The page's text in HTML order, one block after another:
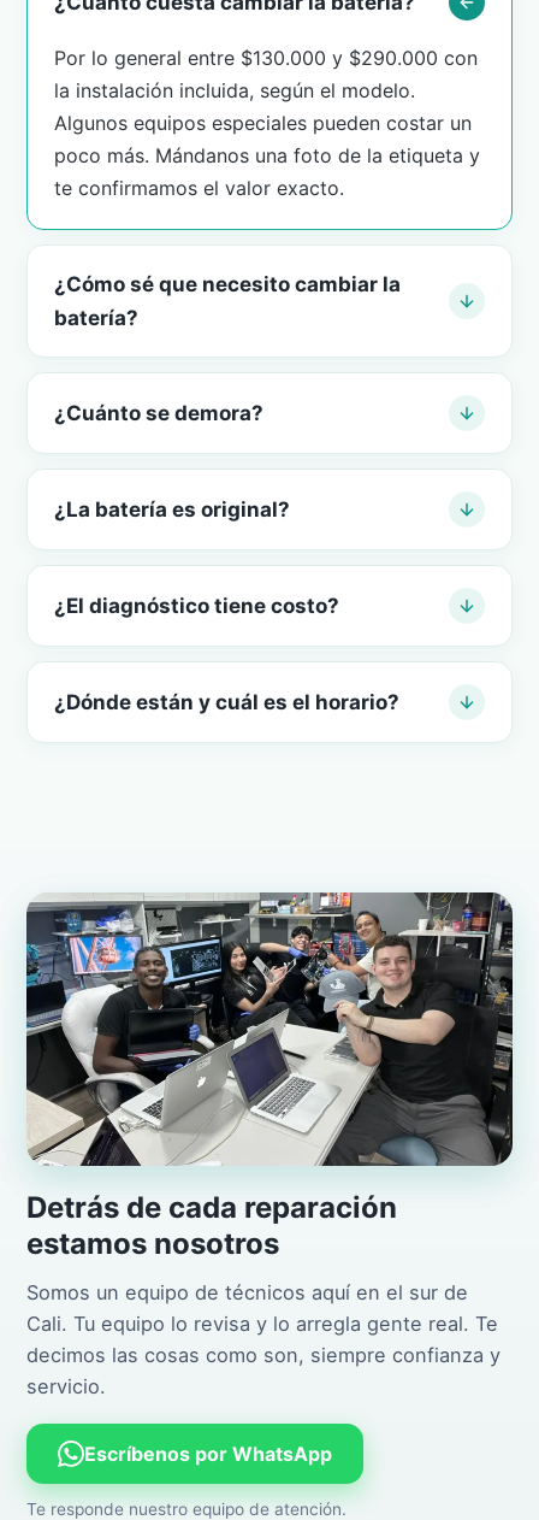
Por lo general entre $130.000 y $290.000 con
la instalación incluida, según el modelo.
Algunos equipos especiales pueden costar un
poco más. Mándanos una foto de la etiqueta y
te confirmamos el valor exacto.
¿Cómo sé que necesito cambiar la
batería?
¿Cuánto se demora?
¿La batería es original?
¿El diagnóstico tiene costo?
¿Dónde están y cuál es el horario?
Detrás de cada reparación
estamos nosotros
Somos un equipo de técnicos aquí en el sur de
Cali. Tu equipo lo revisa y lo arregla gente real. Te
decimos las cosas como son, siempre confianza y
servicio.
Escríbenos por WhatsApp
Te responde nuestro equipo de atención.